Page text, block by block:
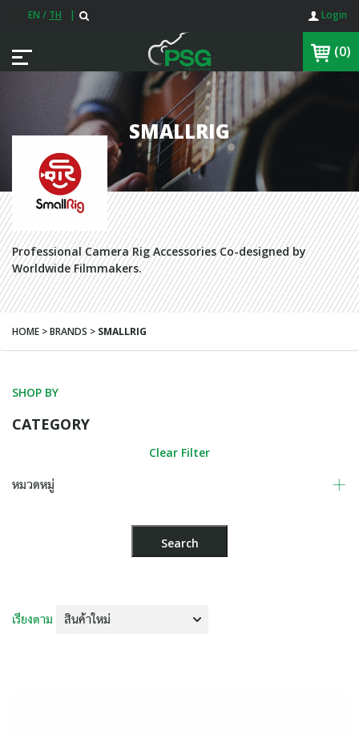
EN / TH | Login
(0)
SMALLRIG
Professional Camera Rig Accessories Co-designed by
Worldwide Filmmakers.
HOME > BRANDS > SMALLRIG
SHOP BY
CATEGORY
Clear Filter
หมวดหมู่
เรียงตาม